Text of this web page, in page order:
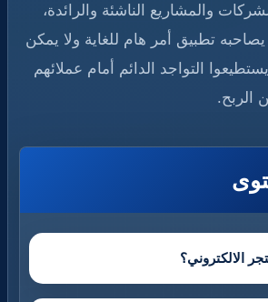
والمشاريع الناشئة والرائدة،
يصاحبه تطبيق أمر هام للغاية ولا يمكن
التواجد الدائم أمام عملائهم
الربح.
الالكتروني؟